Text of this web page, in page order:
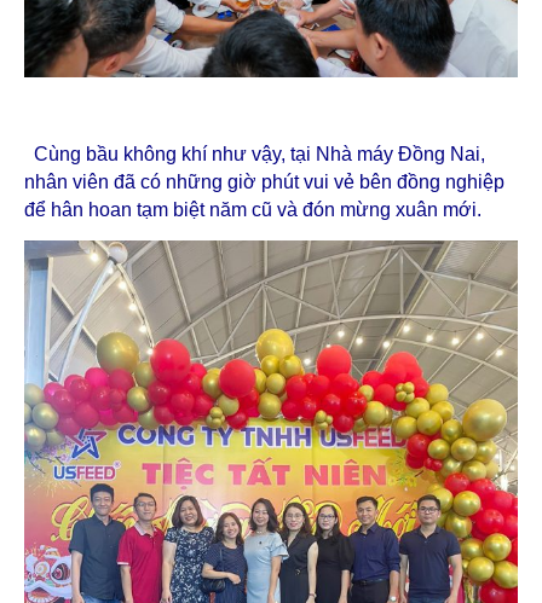
Cùng bầu không khí như vậy, tại Nhà máy Đồng Nai,
nhân viên đã có những giờ phút vui vẻ bên đồng nghiệp
để hân hoan tạm biệt năm cũ và đón mừng xuân mới.